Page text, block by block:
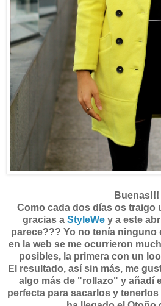
Buenas!!!
Como cada dos días os traigo
gracias a StyleWe y a este
parece??? Yo no tenía ninguno
en la web se me ocurrieron
posibles, la primera con un
El resultado, así sin más, me
algo más de "rollazo" y añadí
perfecta para sacarlos y